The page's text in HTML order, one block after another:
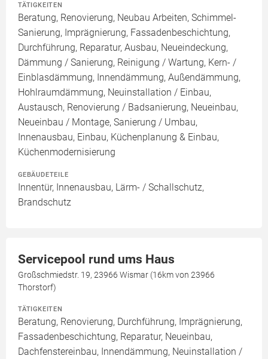
TÄTIGKEITEN
Beratung, Renovierung, Neubau Arbeiten, Schimmel-
Sanierung, Imprägnierung, Fassadenbeschichtung,
Durchführung, Reparatur, Ausbau, Neueindeckung,
Dämmung / Sanierung, Reinigung / Wartung, Kern- /
Einblasdämmung, Innendämmung, Außendämmung,
Hohlraumdämmung, Neuinstallation / Einbau,
Austausch, Renovierung / Badsanierung, Neueinbau,
Neueinbau / Montage, Sanierung / Umbau,
Innenausbau, Einbau, Küchenplanung & Einbau,
Küchenmodernisierung
GEBÄUDETEILE
Innentür, Innenausbau, Lärm- / Schallschutz,
Brandschutz
Servicepool rund ums Haus
Großschmiedstr. 19, 23966 Wismar (16km von 23966
Thorstorf)
TÄTIGKEITEN
Beratung, Renovierung, Durchführung, Imprägnierung,
Fassadenbeschichtung, Reparatur, Neueinbau,
Dachfenstereinbau, Innendämmung, Neuinstallation /